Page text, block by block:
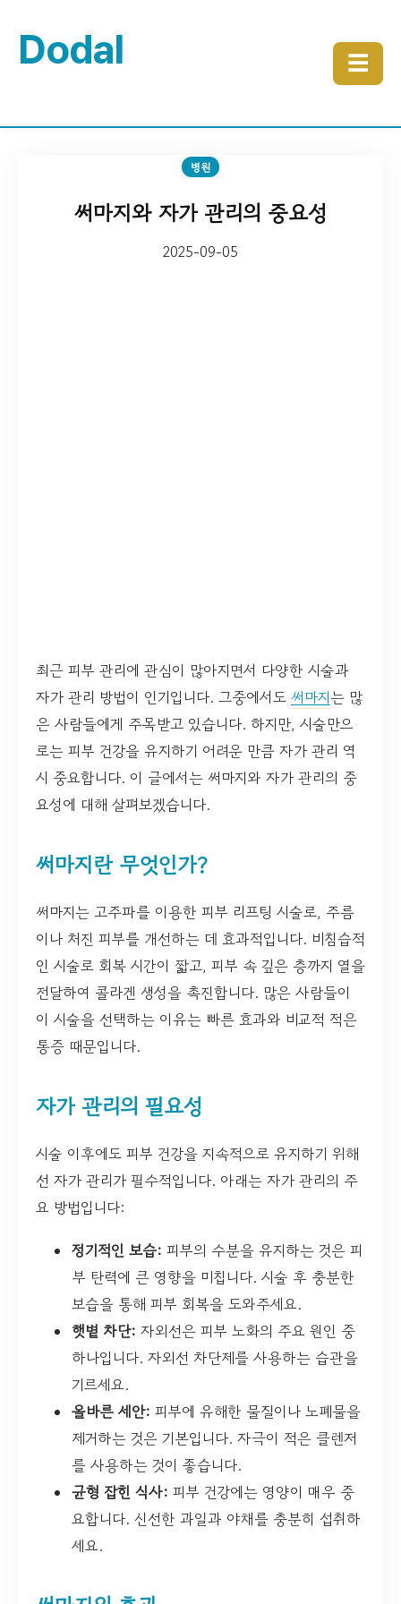
Dodal ☰
병원
써마지와 자가 관리의 중요성
2025-09-05
최근 피부 관리에 관심이 많아지면서 다양한 시술과
자가 관리 방법이 인기입니다. 그중에서도 써마지는 많
은 사람들에게 주목받고 있습니다. 하지만, 시술만으
로는 피부 건강을 유지하기 어려운 만큼 자가 관리 역
시 중요합니다. 이 글에서는 써마지와 자가 관리의 중
요성에 대해 살펴보겠습니다.
써마지란 무엇인가?
써마지는 고주파를 이용한 피부 리프팅 시술로, 주름
이나 처진 피부를 개선하는 데 효과적입니다. 비침습적
인 시술로 회복 시간이 짧고, 피부 속 깊은 층까지 열을
전달하여 콜라겐 생성을 촉진합니다. 많은 사람들이
이 시술을 선택하는 이유는 빠른 효과와 비교적 적은
통증 때문입니다.
자가 관리의 필요성
시술 이후에도 피부 건강을 지속적으로 유지하기 위해
선 자가 관리가 필수적입니다. 아래는 자가 관리의 주
요 방법입니다:
정기적인 보습: 피부의 수분을 유지하는 것은 피
부 탄력에 큰 영향을 미칩니다. 시술 후 충분한
보습을 통해 피부 회복을 도와주세요.
햇볕 차단: 자외선은 피부 노화의 주요 원인 중
하나입니다. 자외선 차단제를 사용하는 습관을
기르세요.
올바른 세안: 피부에 유해한 물질이나 노폐물을
제거하는 것은 기본입니다. 자극이 적은 클렌저
를 사용하는 것이 좋습니다.
균형 잡힌 식사: 피부 건강에는 영양이 매우 중
요합니다. 신선한 과일과 야채를 충분히 섭취하
세요.